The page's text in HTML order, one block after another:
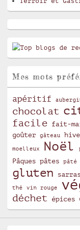
Mes mots
apéritif
chocolat
facile fait-
goûter
gâteau
moelleux Noël
Pâques pâtes pâté
gluten
thé vin rouge
déchet
épices